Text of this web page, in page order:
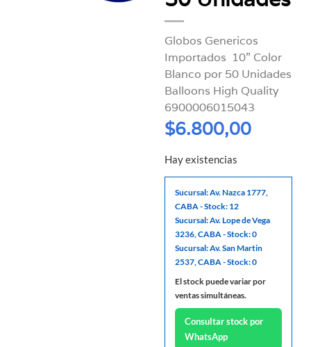
Globos Genericos
Importados 10” Color
Blanco por 50 Unidades
Balloons High Quality
6900006015043
$6.800,00
Hay existencias
Sucursal: Av. Nazca 1777,
CABA - Stock: 12
Sucursal: Av. Lope de Vega
3236, CABA - Stock: 0
Sucursal: Av. San Martin
2537, CABA - Stock: 0
El stock puede variar por
ventas simultáneas.
Consultar stock por
WhatsApp